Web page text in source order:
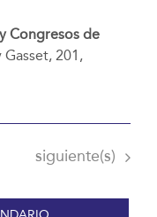
Congresos de
201,
Eventos
siguiente(s)